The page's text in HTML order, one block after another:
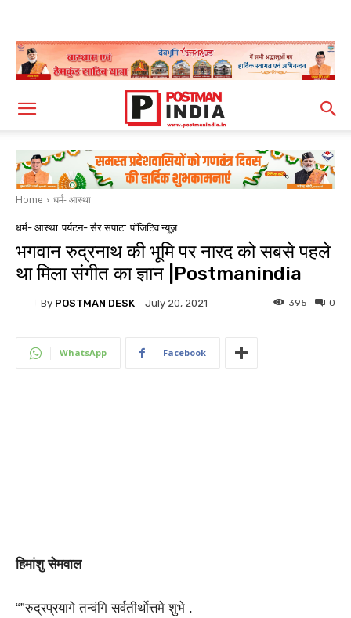
Home धर्म- आस्था
धर्म- आस्था पर्यटन- सैर सपाटा पॉजिटिव न्यूज़
भगवान रुद्रनाथ की भूमि पर नारद को सबसे पहले
था मिला संगीत का ज्ञान |Postmanindia
By POSTMAN DESK July 20, 2021 0
395
WhatsApp Facebook
हिमांशु सेमवाल
“”रुद्रप्रयागे तन्वंगि सर्वतीर्थोत्तमे शुभे .